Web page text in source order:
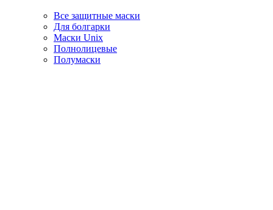
Все защитные маски
Для болгарки
Маски Unix
Полнолицевые
Полумаски